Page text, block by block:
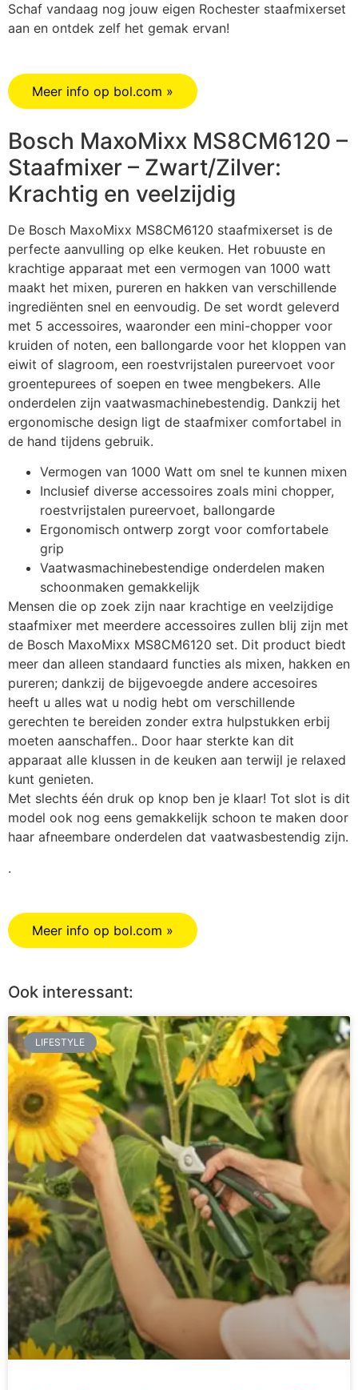
Schaf vandaag nog jouw eigen Rochester staafmixerset
aan en ontdek zelf het gemak ervan!
Meer info op bol.com »
Bosch MaxoMixx MS8CM6120 –
Staafmixer – Zwart/Zilver:
Krachtig en veelzijdig
De Bosch MaxoMixx MS8CM6120 staafmixerset is de
perfecte aanvulling op elke keuken. Het robuuste en
krachtige apparaat met een vermogen van 1000 watt
maakt het mixen, pureren en hakken van verschillende
ingrediënten snel en eenvoudig. De set wordt geleverd
met 5 accessoires, waaronder een mini-chopper voor
kruiden of noten, een ballongarde voor het kloppen van
eiwit of slagroom, een roestvrijstalen pureervoet voor
groentepurees of soepen en twee mengbekers. Alle
onderdelen zijn vaatwasmachinebestendig. Dankzij het
ergonomische design ligt de staafmixer comfortabel in
de hand tijdens gebruik.
Vermogen van 1000 Watt om snel te kunnen mixen
Inclusief diverse accessoires zoals mini chopper,
roestvrijstalen pureervoet, ballongarde
Ergonomisch ontwerp zorgt voor comfortabele
grip
Vaatwasmachinebestendige onderdelen maken
schoonmaken gemakkelijk
Mensen die op zoek zijn naar krachtige en veelzijdige
staafmixer met meerdere accessoires zullen blij zijn met
de Bosch MaxoMixx MS8CM6120 set. Dit product biedt
meer dan alleen standaard functies als mixen, hakken en
pureren; dankzij de bijgevoegde andere accesoires
heeft u alles wat u nodig hebt om verschillende
gerechten te bereiden zonder extra hulpstukken erbij
moeten aanschaffen.. Door haar sterkte kan dit
apparaat alle klussen in de keuken aan terwijl je relaxed
kunt genieten.
Met slechts één druk op knop ben je klaar! Tot slot is dit
model ook nog eens gemakkelijk schoon te maken door
haar afneembare onderdelen dat vaatwasbestendig zijn.
.
Meer info op bol.com »
Ook interessant:
LIFESTYLE